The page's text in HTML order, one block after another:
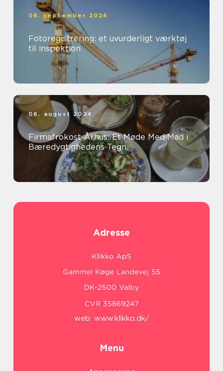
08. september 2024
Fotoregistrering: et uvurderligt værktøj
til inspektion
06. august 2024
Firmafrokost Århus: Et Møde Med Mad i
Bæredygtighedens Tegn
Adresse
web: www.klikko.dk/
Menu